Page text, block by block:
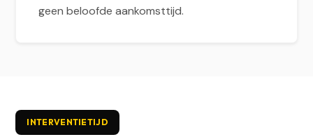
geen beloofde aankomsttijd.
INTERVENTIETIJD